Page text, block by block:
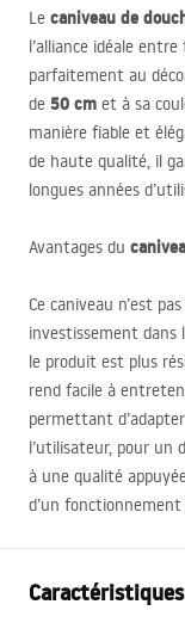
Le caniveau de
l’alliance idéale
parfaitement au
de 50 cm et à sa
manière fiable et
de haute qualité, il
longues années
Avantages du
Ce caniveau n’est
investissement dans
le produit est plus
rend facile à
permettant
l’utilisateur, pour un
à une qualité
d’un
Caractéristiques